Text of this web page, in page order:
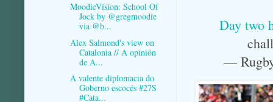
Day two
—
MoodieVision: School Of
Jock by @gregmoodie
via @b...
Alex Salmond's view on
Catalonia // A opinión
de A...
A valente diplomacia do
Goberno escocés #27S
#Cata...